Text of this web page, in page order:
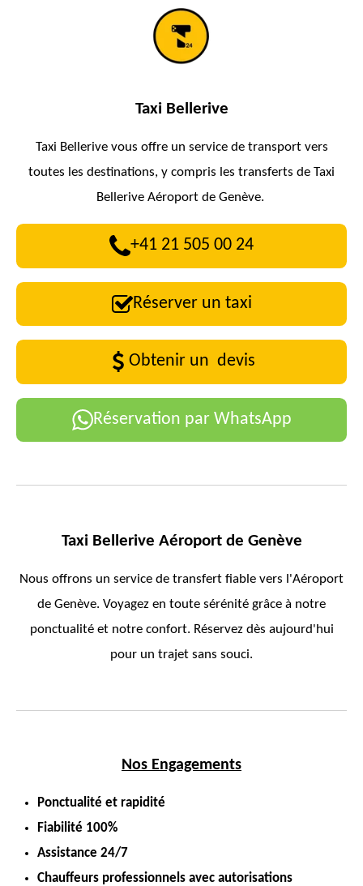
Taxi Bellerive
Taxi Bellerive vous offre un service de transport vers
toutes les destinations, y compris les transferts de Taxi
Bellerive Aéroport de Genève.
+41 21 505 00 24
Réserver un taxi
Obtenir un devis
Réservation par WhatsApp
Taxi Bellerive Aéroport de Genève
Nous offrons un service de transfert fiable vers l'Aéroport
de Genève. Voyagez en toute sérénité grâce à notre
ponctualité et notre confort. Réservez dès aujourd'hui
pour un trajet sans souci.
Nos Engagements
Ponctualité et rapidité
Fiabilité 100%
Assistance 24/7
Chauffeurs professionnels avec autorisations